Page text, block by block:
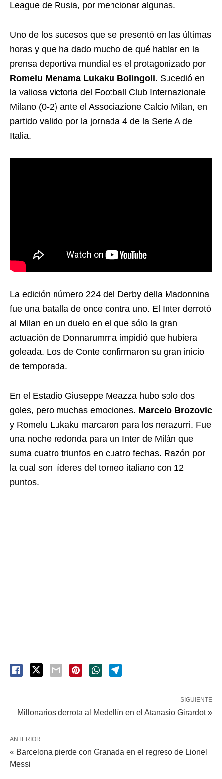
League de Rusia, por mencionar algunas.
Uno de los sucesos que se presentó en las últimas
horas y que ha dado mucho de qué hablar en la
prensa deportiva mundial es el protagonizado por
Romelu Menama Lukaku Bolingoli. Sucedió en
la valiosa victoria del Football Club Internazionale
Milano (0-2) ante el Associazione Calcio Milan, en
partido valido por la jornada 4 de la Serie A de
Italia.
La edición número 224 del Derby della Madonnina
fue una batalla de once contra uno. El Inter derrotó
al Milan en un duelo en el que sólo la gran
actuación de Donnarumma impidió que hubiera
goleada. Los de Conte confirmaron su gran inicio
de temporada.
En el Estadio Giuseppe Meazza hubo solo dos
goles, pero muchas emociones. Marcelo Brozovic
y Romelu Lukaku marcaron para los nerazurri. Fue
una noche redonda para un Inter de Milán que
suma cuatro triunfos en cuatro fechas. Razón por
la cual son líderes del torneo italiano con 12
puntos.
SIGUIENTE
Millonarios derrota al Medellín en el Atanasio Girardot »
ANTERIOR
« Barcelona pierde con Granada en el regreso de Lionel
Messi